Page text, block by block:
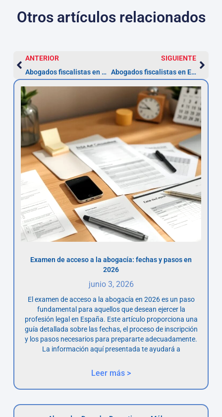
Otros artículos relacionados
ANTERIOR
Abogados fiscalistas en Aragón — recurso en 1 mes
SIGUIENTE
Abogados fiscalistas en Extremadura: ahorro y defensa
Examen de acceso a la abogacía: fechas y pasos en
2026
junio 3, 2026
El examen de acceso a la abogacía en 2026 es un paso
fundamental para aquellos que desean ejercer la
profesión legal en España. Este artículo proporciona una
guía detallada sobre las fechas, el proceso de inscripción
y los pasos necesarios para prepararte adecuadamente.
La información aquí presentada te ayudará a
Leer más >